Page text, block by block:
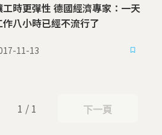
更彈性 德國經濟專家：一天
作八小時已經不流行了
11-13
1 / 1 下一頁
下一頁